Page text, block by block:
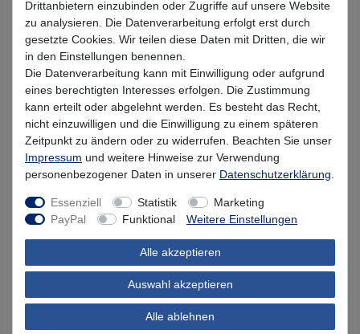
Gr. 4 / 1.75g / 5 Stück Gr. 4 / 7g / 5 Stück
4,99 EUR*
* inkl. MwSt. zzgl.Versandkosten
Lieferzeit 1-3 Tage (Deutschland); 3-7 Tage (Ausland)
Informationen zur Berechnung des Liefertermins hier
Nur noch 3 Stück verfügbar
In den Warenkorb
Wunschliste
Drittanbietern einzubinden oder Zugriffe auf unsere Website
zu analysieren. Die Datenverarbeitung erfolgt erst durch
gesetzte Cookies. Wir teilen diese Daten mit Dritten, die wir
in den Einstellungen benennen.
Die Datenverarbeitung kann mit Einwilligung oder aufgrund
eines berechtigten Interesses erfolgen. Die Zustimmung
kann erteilt oder abgelehnt werden. Es besteht das Recht,
nicht einzuwilligen und die Einwilligung zu einem späteren
Zeitpunkt zu ändern oder zu widerrufen. Beachten Sie unser
Impressum und weitere Hinweise zur Verwendung
personenbezogener Daten in unserer Daten­schutz­erklärung
Essenziell Statistik
Marketing
PayPal
Funktional Weitere Einstellungen
Alle akzeptieren
Auswahl akzeptieren
Alle ablehnen